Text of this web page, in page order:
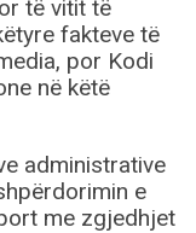
të vitit të
fakteve të
por Kodi
në këtë
administrative
e
me zgjedhjet